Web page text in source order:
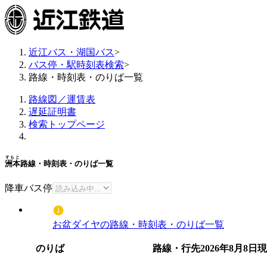
近江バス・湖国バス>
バス停・駅時刻表検索>
路線・時刻表・のりば一覧
路線図／運賃表
遅延証明書
検索トップページ
洲本
すもと
路線・時刻表・のりば一覧
降車バス停
お盆ダイヤの路線・時刻表・のりば一覧
のりば 路線・行先2026年8月8日